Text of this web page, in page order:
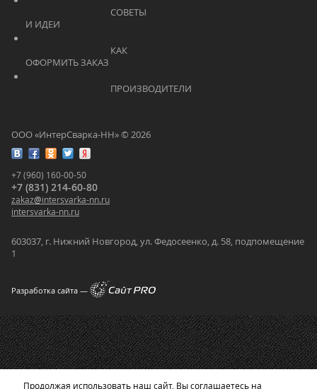
ООО «ИнтерСварка-НН» © 2026
+7 (960) 160-00-50
+7 (831) 214-60-80
zakaz@intersvarka-nn.ru
intersvarka-nn.ru
603037, г. Нижний Новгород, ул. Федосеенко, д. 58, подпомещение
1
Разработка сайта —
Продолжая использовать наш сайт, Вы соглашаетесь на